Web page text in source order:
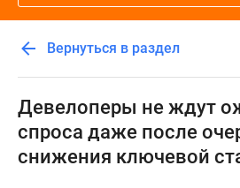
Реклама
сайте
Дзен
Продавцы
застройщики
Вернуться в раздел
Девелоперы не ждут
спроса даже после
снижения ключевой